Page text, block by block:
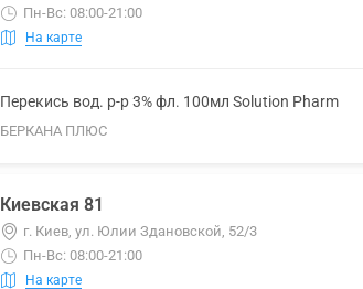
Пн-Вс: 08:00-21:00
На карте
Перекись вод. р-р 3% фл. 100мл Solution Pharm
БЕРКАНА ПЛЮС
Киевская 81
г. Киев, ул. Юлии Здановской, 52/3
Пн-Вс: 08:00-21:00
На карте